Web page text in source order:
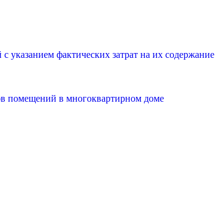
фактических затрат на их содержание
помещений в многоквартирном доме